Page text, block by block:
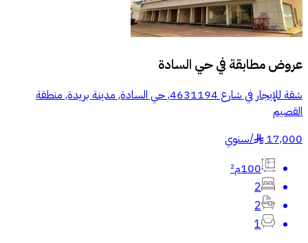
عروض مطابقة فيحي السادة
شقة للإيجار في شارع 4631194, حي السادة, مدينة بريدة, منطقة
القصيم
17,000
§
/سنوي
100م²
2
2
1